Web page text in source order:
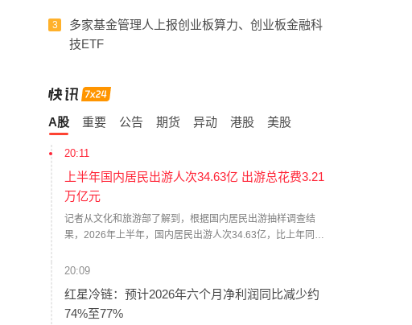
3
多家基金管理人上报创业板算力、创业板金融科
技ETF
A股 重要 公告 期货 异动 港股 美股
20:11
上半年国内居民出游人次34.63亿 出游总花费3.21
万亿元
记者从文化和旅游部了解到，根据国内居民出游抽样调查结
果，2026年上半年，国内居民出游人次34.63亿，比上年同期
25.94亿，同比增长5.8%；农村居民国内出游人次8.69亿，同
同比增长6.0%；二季度国内居民出游人次15.62亿，同比增长
4.8%。2026年上半年，国内居民出游总花费3.21万亿元，比
20:09
红星冷链：预计2026年六个月净利润同比减少约
74%至77%